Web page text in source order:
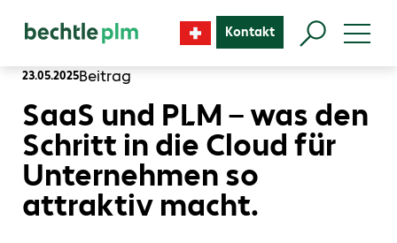
Kontakt
23.05.2025Beitrag
SaaS und PLM – was den
Schritt in die Cloud für
Unternehmen so
attraktiv macht.